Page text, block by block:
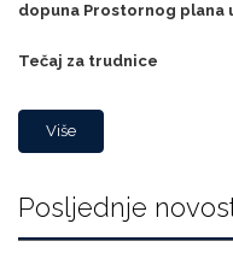
dopuna Prostornog plana
Tečaj za trudnice
Više
Posljednje